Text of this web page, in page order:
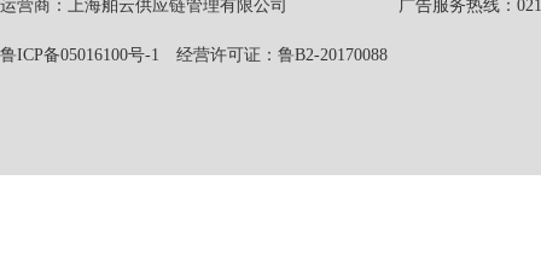
运营商：上海舶云供应链管理有限公司 广告服务热线：021-
鲁ICP备05016100号-1 经营许可证：鲁B2-20170088